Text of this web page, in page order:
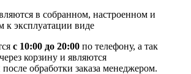
в собранном, настроенном и
к эксплуатации виде
с 10:00 до 20:00 по телефону, а так
корзину и являются
обработки заказа менеджером.